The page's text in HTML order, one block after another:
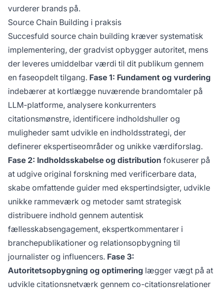
vurderer brands på.
Source Chain Building i praksis
Succesfuld source chain building kræver systematisk
implementering, der gradvist opbygger autoritet, mens
der leveres umiddelbar værdi til dit publikum gennem
en faseopdelt tilgang. Fase 1: Fundament og vurdering
indebærer at kortlægge nuværende brandomtaler på
LLM-platforme, analysere konkurrenters
citationsmønstre, identificere indholdshuller og
muligheder samt udvikle en indholdsstrategi, der
definerer ekspertiseområder og unikke værdiforslag.
Fase 2: Indholdsskabelse og distribution fokuserer på
at udgive original forskning med verificerbare data,
skabe omfattende guider med ekspertindsigter, udvikle
unikke rammeværk og metoder samt strategisk
distribuere indhold gennem autentisk
fællesskabsengagement, ekspertkommentarer i
branchepublikationer og relationsopbygning til
journalister og influencers. Fase 3:
Autoritetsopbygning og optimering lægger vægt på at
udvikle citationsnetværk gennem co-citationsrelationer